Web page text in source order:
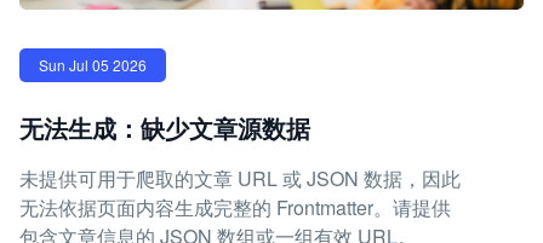
Sun Jul 05 2026
无法生成：缺少文章源数据
未提供可用于爬取的文章 URL 或 JSON 数据，因此
无法依据页面内容生成完整的 Frontmatter。请提供
包含文章信息的 JSON 数组或一组有效 URL。